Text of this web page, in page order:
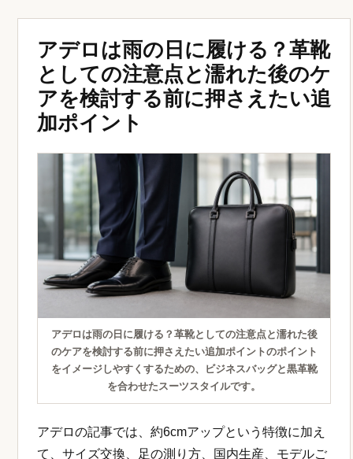
アデロは雨の日に履ける？革靴
としての注意点と濡れた後のケ
アを検討する前に押さえたい追
加ポイント
アデロは雨の日に履ける？革靴としての注意点と濡れた後
のケアを検討する前に押さえたい追加ポイントのポイント
をイメージしやすくするための、ビジネスバッグと黒革靴
を合わせたスーツスタイルです。
アデロの記事では、約6cmアップという特徴に加え
て、サイズ交換、足の測り方、国内生産、モデルご